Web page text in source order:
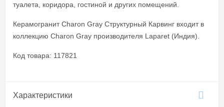
туалета, коридора, гостиной и других помещений.
Керамогранит Charon Gray Cтруктурный Карвинг входит в
коллекцию Charon Gray производителя Laparet (Индия).
Код товара: 117821
Характеристики